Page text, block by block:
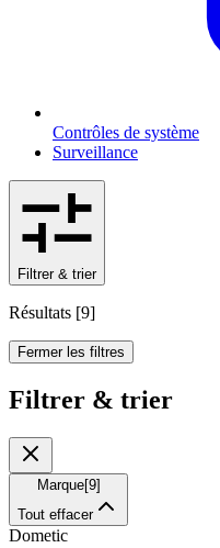
Contrôles de système
Surveillance
Filtrer & trier
Résultats [9]
Fermer les filtres
Filtrer & trier
Marque[9]
Tout effacer
Dometic